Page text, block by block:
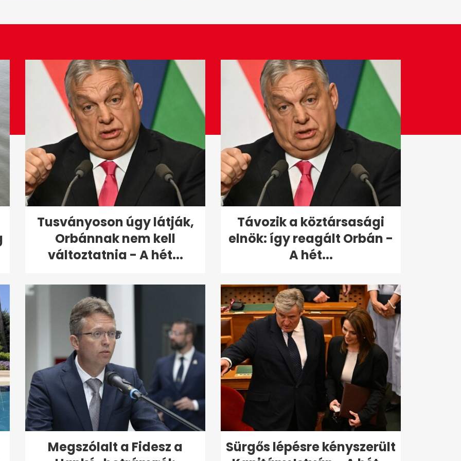
Tusványoson úgy látják,
Orbánnak nem kell
változtatnia - A hét...
Távozik a köztársasági
elnök: így reagált Orbán -
A hét...
Megszólalt a Fidesz a
Sürgős lépésre kényszerült